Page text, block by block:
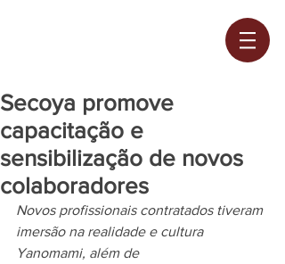
Secoya promove
capacitação e
sensibilização de novos
colaboradores
Novos profissionais contratados tiveram
imersão na realidade e cultura
Yanomami, além de